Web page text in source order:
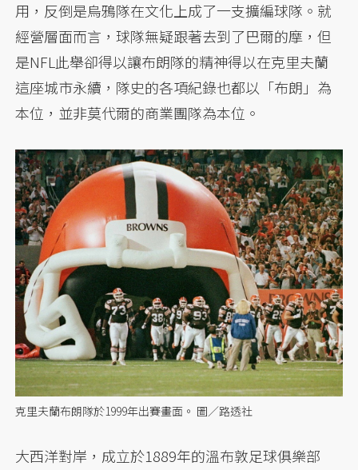
用，反倒是烏鴉隊在文化上成了一支擴編球隊。就
經營層面而言，球隊無疑跟著去到了巴爾的摩，但
是NFL此舉卻得以讓布朗隊的精神得以在克里夫蘭
這座城市永續，隊史的各項紀錄也都以「布朗」為
本位，並非莫代爾的商業團隊為本位。
克里夫蘭布朗隊於1999年出賽畫面。 圖／路透社
大西洋對岸，成立於1889年的溫布敦足球俱樂部